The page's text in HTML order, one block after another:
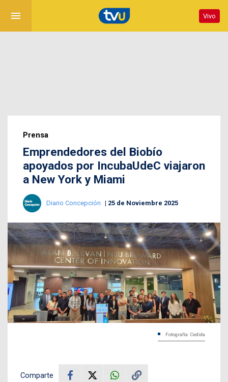
menu Vivo
Prensa
Emprendedores del Biobío
apoyados por IncubaUdeC viajaron
a New York y Miami
Diario Concepción 25 de Noviembre 2025
Fotografía: Cedida
Comparte